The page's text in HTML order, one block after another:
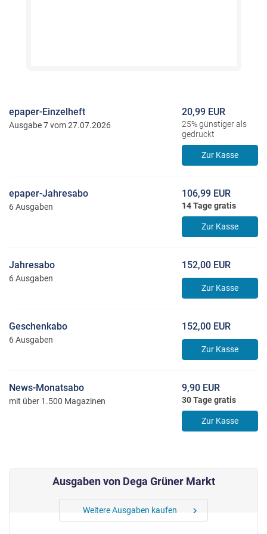
epaper-Einzelheft
Ausgabe 7 vom 27.07.2026
20,99 EUR
25% günstiger als
gedruckt
Zur Kasse
epaper-Jahresabo
6 Ausgaben
106,99 EUR
14 Tage gratis
Zur Kasse
Jahresabo
6 Ausgaben
152,00 EUR
Zur Kasse
Geschenkabo
6 Ausgaben
152,00 EUR
Zur Kasse
News-Monatsabo
mit über 1.500 Magazinen
9,90 EUR
30 Tage gratis
Zur Kasse
Ausgaben von Dega Grüner Markt
Weitere Ausgaben kaufen chevron_right